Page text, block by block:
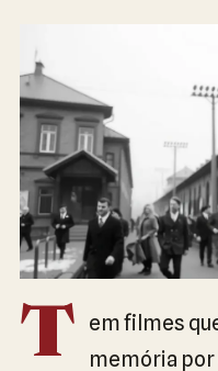
T
em filmes
memória por